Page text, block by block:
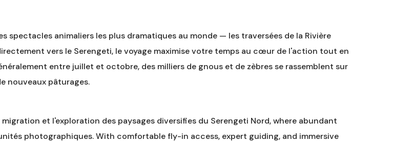
animaliers les plus dramatiques au monde — les traversées de la Rivière
vers le Serengeti, le voyage maximise votre temps au cœur de l'action tout en
entre juillet et octobre, des milliers de gnous et de zèbres se rassemblent sur
nouveaux pâturages.
et l'exploration des paysages diversifies du Serengeti Nord, where abundant
photographiques. With comfortable fly-in access, expert guiding, and immersive